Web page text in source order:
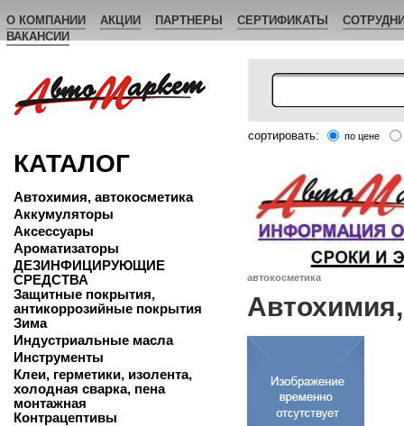
О КОМПАНИИ АКЦИИ ПАРТНЕРЫ СЕРТИФИКАТЫ
ВАКАНСИИ
сортировать: по цене
КАТАЛОГ
Автохимия, автокосметика
Аккумуляторы
Аксессуары
Ароматизаторы
ДЕЗИНФИЦИРУЮЩИЕ
СРЕДСТВА
Защитные покрытия,
антикоррозийные покрытия
Зима
Индустриальные масла
Инструменты
Клеи, герметики, изолента,
холодная сварка, пена
монтажная
Контрацептивы
автокосметика